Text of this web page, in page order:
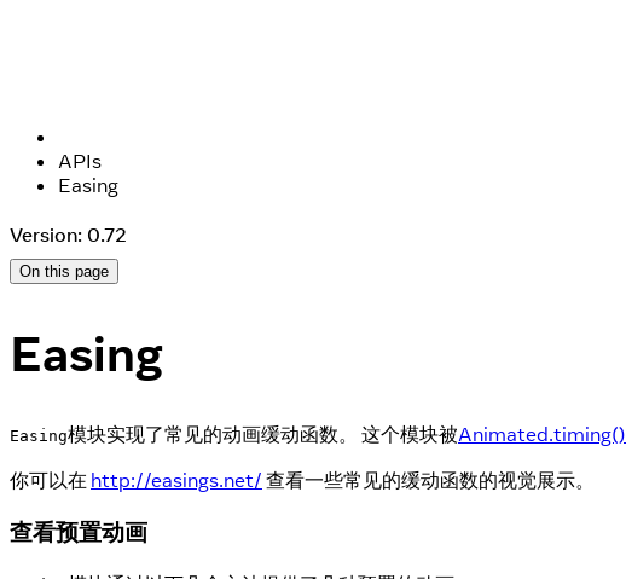
APIs
Easing
Version: 0.72
On this page
Easing
Easing模块实现了常见的动画缓动函数。 这个模块被Animated.timing()
你可以在 http://easings.net/ 查看一些常见的缓动函数的视觉展示。
查看预置动画